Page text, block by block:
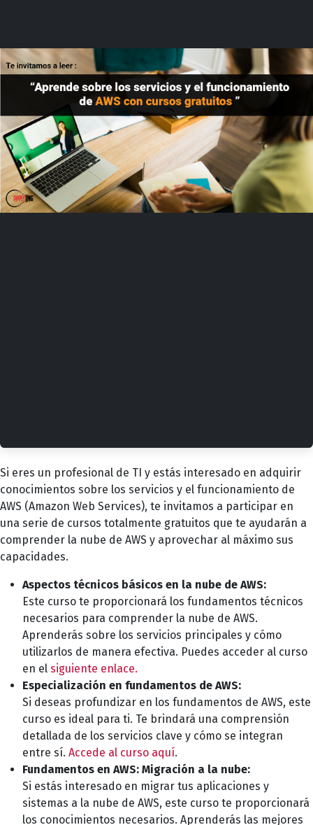
Si eres un profesional de TI y estás interesado en adquirir
conocimientos sobre los servicios y el funcionamiento de
AWS (Amazon Web Services), te invitamos a participar en
una serie de cursos totalmente gratuitos que te ayudarán a
comprender la nube de AWS y aprovechar al máximo sus
capacidades.
Aspectos técnicos básicos en la nube de AWS:
Este curso te proporcionará los fundamentos técnicos
necesarios para comprender la nube de AWS.
Aprenderás sobre los servicios principales y cómo
utilizarlos de manera efectiva. Puedes acceder al curso
en el siguiente enlace.
Especialización en fundamentos de AWS:
Si deseas profundizar en los fundamentos de AWS, este
curso es ideal para ti. Te brindará una comprensión
detallada de los servicios clave y cómo se integran
entre sí. Accede al curso aquí.
Fundamentos en AWS: Migración a la nube:
Si estás interesado en migrar tus aplicaciones y
sistemas a la nube de AWS, este curso te proporcionará
los conocimientos necesarios. Aprenderás las mejores